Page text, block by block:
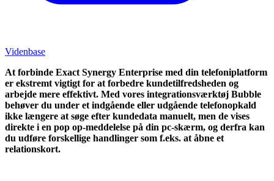
Videnbase
At forbinde Exact Synergy Enterprise med din telefoniplatform
er ekstremt vigtigt for at forbedre kundetilfredsheden og
arbejde mere effektivt. Med vores integrationsværktøj Bubble
behøver du under et indgående eller udgående telefonopkald
ikke længere at søge efter kundedata manuelt, men de vises
direkte i en pop op-meddelelse på din pc-skærm, og derfra kan
du udføre forskellige handlinger som f.eks. at åbne et
relationskort.